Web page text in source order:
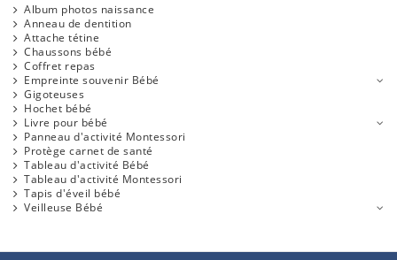
Album photos naissance
Anneau de dentition
Attache tétine
Chaussons bébé
Coffret repas
Empreinte souvenir Bébé
Gigoteuses
Hochet bébé
Livre pour bébé
Panneau d'activité Montessori
Protège carnet de santé
Tableau d'activité Bébé
Tableau d'activité Montessori
Tapis d'éveil bébé
Veilleuse Bébé